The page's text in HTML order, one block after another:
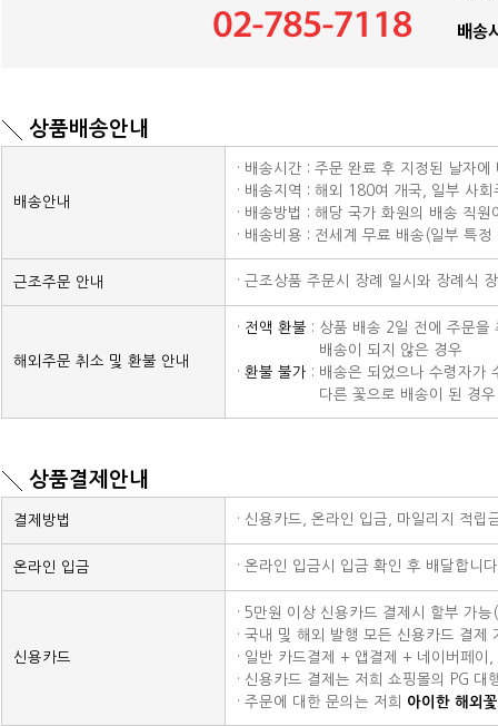
상품배송안내
배송안내
· 배송시간 : 주문 완료 후 지정된 날자에
· 배송지역 : 해외 180여 개국, 일부 사
· 배송방법 : 해당 국가 화원의 배송 직
· 배송비용 : 전세계 무료 배송(일부 특
근조주문 안내 · 근조상품 주문시 장례 일시와 장례식
해외주문 취소 및 환불 안내
· 전액 환불 : 상품 배송 2일 전에 주문을
배송이 되지 않은 경우
· 환불 불가 : 배송은 되었으나 수령자가
다른 꽃으로 배송이 된 경
상품결제안내
결제방법 · 신용카드, 온라인 입금, 마일리지 적
온라인 입금 · 온라인 입금시 입금 확인 후 배달합니
신용카드
· 5만원 이상 신용카드 결제시 할부 가
· 국내 및 해외 발행 모든 신용카드 결
· 일반 카드결제 + 앱결제 + 네이버페
· 신용카드 결제는 저희 쇼핑몰의 PG
· 주문에 대한 문의는 저희 아이한 해외